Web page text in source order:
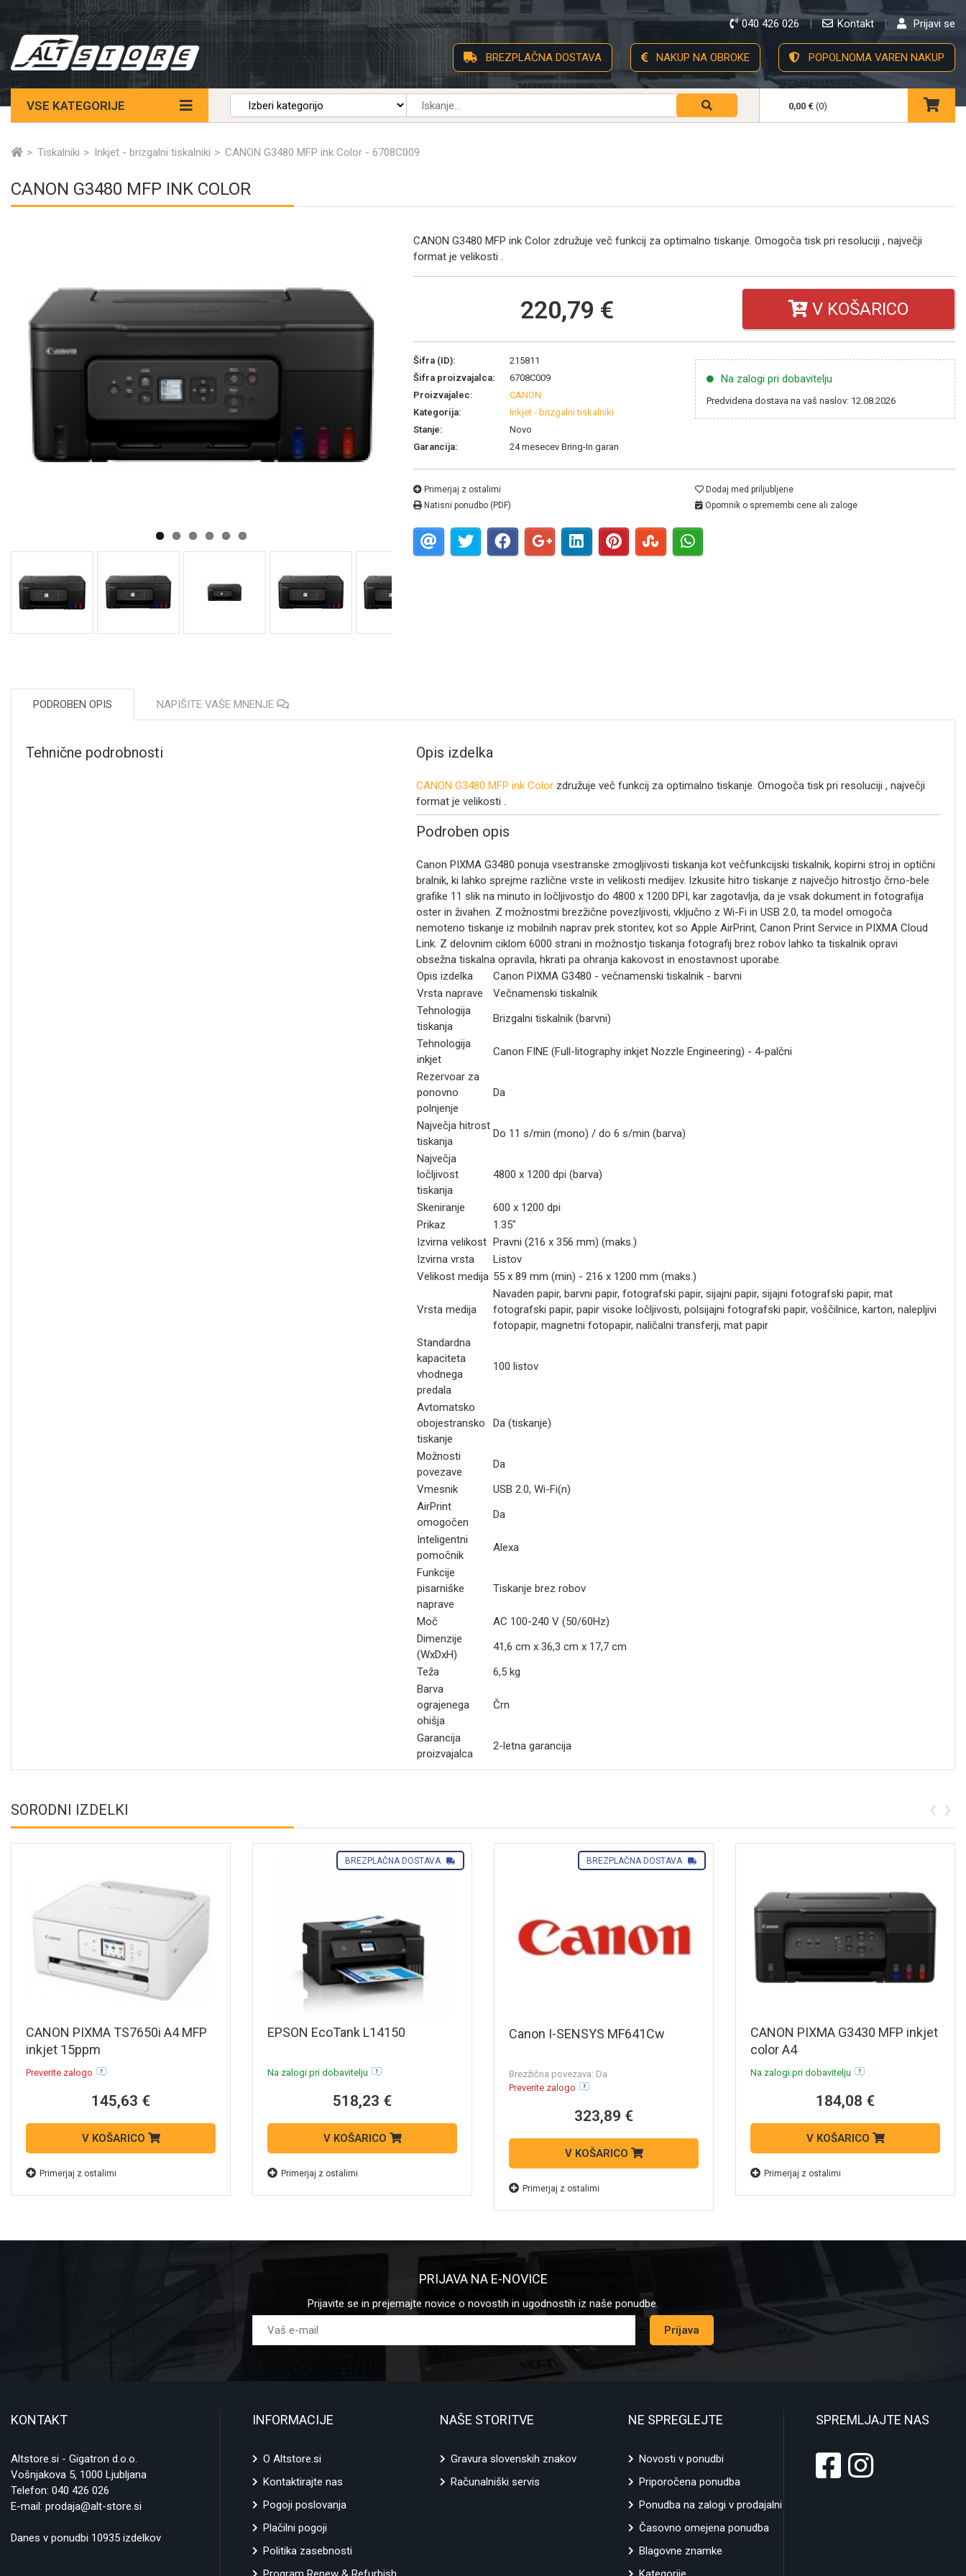
040 426 026 Kontakt Prijavi se
BREZPLAČNA DOSTAVA NAKUP NA OBROKE POPOLNOMA VAREN NAKUP
VSE KATEGORIJE 0,00 € (0)
Tiskalniki Inkjet - brizgalni tiskalniki CANON G3480 MFP ink Color - 6708C009
CANON G3480 MFP INK COLOR
CANON G3480 MFP ink Color združuje več funkcij za optimalno tiskanje. Omogoča tisk pri resoluciji , največji
format je velikosti .
220,79 € V KOŠARICO
Šifra (ID):
215811
Šifra proizvajalca:
6708C009
Proizvajalec:
CANON
Kategorija:
Inkjet - brizgalni tiskalniki
Stanje:
Novo
Garancija:
24 mesecev Bring-In garan
Na zalogi pri dobavitelju
Predvidena dostava na vaš naslov: 12.08.2026
Primerjaj z ostalimi
Natisni ponudbo (PDF)
Dodaj med priljubljene
Opomnik o spremembi cene ali zaloge
PODROBEN OPIS NAPIŠITE VAŠE MNENJE
Tehnične podrobnosti Opis izdelka
CANON G3480 MFP ink Colorzdružuje več funkcij za optimalno tiskanje. Omogoča tisk pri resoluciji , največji
format je velikosti .
Podroben opis
Canon PIXMA G3480 ponuja vsestranske zmogljivosti tiskanja kot večfunkcijski tiskalnik, kopirni stroj in optični
bralnik, ki lahko sprejme različne vrste in velikosti medijev. Izkusite hitro tiskanje z največjo hitrostjo črno-bele
grafike 11 slik na minuto in ločljivostjo do 4800 x 1200 DPI, kar zagotavlja, da je vsak dokument in fotografija
oster in živahen. Z možnostmi brezžične povezljivosti, vključno z Wi-Fi in USB 2.0, ta model omogoča
nemoteno tiskanje iz mobilnih naprav prek storitev, kot so Apple AirPrint, Canon Print Service in PIXMA Cloud
Link. Z delovnim ciklom 6000 strani in možnostjo tiskanja fotografij brez robov lahko ta tiskalnik opravi
obsežna tiskalna opravila, hkrati pa ohranja kakovost in enostavnost uporabe.
Opis izdelka
Canon PIXMA G3480 - večnamenski tiskalnik - barvni
Vrsta naprave
Večnamenski tiskalnik
Tehnologija
tiskanja
Brizgalni tiskalnik (barvni)
Tehnologija
inkjet
Canon FINE (Full-litography inkjet Nozzle Engineering) - 4-palčni
Rezervoar za
ponovno
polnjenje
Da
Največja hitrost
tiskanja
Do 11 s/min (mono) / do 6 s/min (barva)
Največja
ločljivost
tiskanja
4800 x 1200 dpi (barva)
Skeniranje
600 x 1200 dpi
Prikaz
1.35"
Izvirna velikost Pravni (216 x 356 mm) (maks.)
Izvirna vrsta
Listov
Velikost medija 55 x 89 mm (min) - 216 x 1200 mm (maks.)
Vrsta medija
Navaden papir, barvni papir, fotografski papir, sijajni papir, sijajni fotografski papir, mat
fotografski papir, papir visoke ločljivosti, polsijajni fotografski papir, voščilnice, karton, nalepljivi
fotopapir, magnetni fotopapir, naličalni transferji, mat papir
Standardna
kapaciteta
vhodnega
predala
100 listov
Avtomatsko
obojestransko
tiskanje
Da (tiskanje)
Možnosti
povezave
Da
Vmesnik
USB 2.0, Wi-Fi(n)
AirPrint
omogočen
Da
Inteligentni
pomočnik
Alexa
Funkcije
pisarniške
naprave
Tiskanje brez robov
Moč
AC 100-240 V (50/60Hz)
Dimenzije
(WxDxH)
41,6 cm x 36,3 cm x 17,7 cm
Teža
6,5 kg
Barva
ograjenega
ohišja
Črn
Garancija
proizvajalca
2-letna garancija
SORODNI IZDELKI
CANON PIXMA TS7650i A4 MFP
inkjet 15ppm
Preverite zalogo
145,63 €
V KOŠARICO
Primerjaj z ostalimi
BREZPLAČNA DOSTAVA
EPSON EcoTank L14150
Na zalogi pri dobavitelju
518,23 €
V KOŠARICO
Primerjaj z ostalimi
BREZPLAČNA DOSTAVA
Canon I-SENSYS MF641Cw
Brezžična povezava: Da
Preverite zalogo
323,89 €
V KOŠARICO
Primerjaj z ostalimi
CANON PIXMA G3430 MFP inkjet
color A4
Na zalogi pri dobavitelju
184,08 €
V KOŠARICO
Primerjaj z ostalimi
‹ ›
PRIJAVA NA E-NOVICE
Prijavite se in prejemajte novice o novostih in ugodnostih iz naše ponudbe.
Prijava
KONTAKT
Altstore.si - Gigatron d.o.o.
Vošnjakova 5, 1000 Ljubljana
Telefon: 040 426 026
E-mail: prodaja@alt-store.si
Danes v ponudbi 10935 izdelkov
INFORMACIJE
O Altstore.si
Kontaktirajte nas
Pogoji poslovanja
Plačilni pogoji
Politika zasebnosti
NAŠE STORITVE
Gravura slovenskih znakov
Računalniški servis
NE SPREGLEJTE
Novosti v ponudbi
Priporočena ponudba
Ponudba na zalogi v prodajalni
Časovno omejena ponudba
Blagovne znamke
SPREMLJAJTE NAS